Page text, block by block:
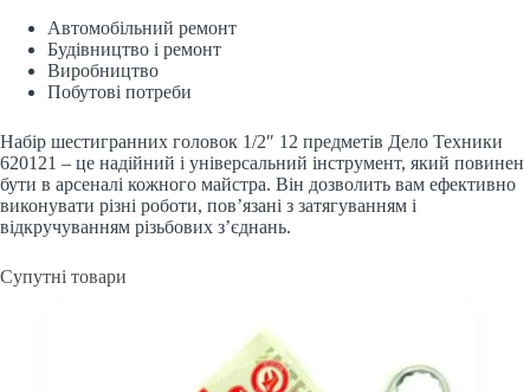
Автомобільний ремонт
Будівництво і ремонт
Виробництво
Побутові потреби
Набір шестигранних головок 1/2″ 12 предметів Дело Техники
620121 – це надійний і універсальний інструмент, який повинен
бути в арсеналі кожного майстра. Він дозволить вам ефективно
виконувати різні роботи, пов’язані з затягуванням і
відкручуванням різьбових з’єднань.
Супутні товари